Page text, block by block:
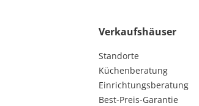
Verkaufshäuser
Standorte
Küchenberatung
Einrichtungsberatung
Best-Preis-Garantie